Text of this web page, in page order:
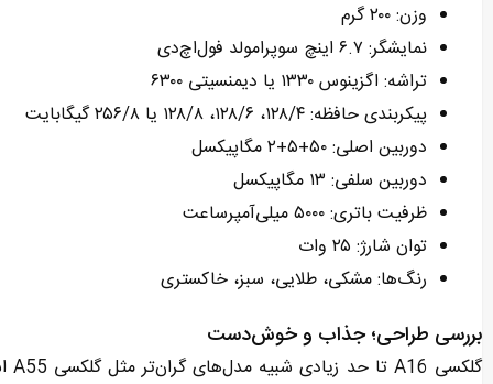
وزن: ۲۰۰ گرم
نمایشگر: ۶.۷ اینچ سوپرامولد فول‌اچ‌دی
تراشه: اگزینوس ۱۳۳۰ یا دیمنسیتی ۶۳۰۰
پیکربندی حافظه: ۱۲۸/۴، ۱۲۸/۶، ۱۲۸/۸ یا ۲۵۶/۸ گیگابایت
دوربین اصلی: ۵۰+۵+۲ مگاپیکسل
دوربین سلفی: ۱۳ مگاپیکسل
ظرفیت باتری: ۵۰۰۰ میلی‌آمپرساعت
توان شارژ: ۲۵ وات
رنگ‌ها: مشکی، طلایی، سبز، خاکستری
بررسی طراحی؛ جذاب و خوش‌دست
گلکسی A16 تا حد زیادی شبیه مدل‌های گران‌تر مثل گلکسی A55 است و از یک فرسخی مشخص است که با